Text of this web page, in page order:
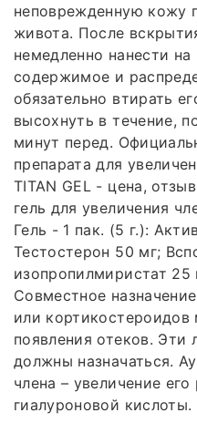
неповрежденную кожу
живота. После
немедленно нанести
содержимое и
обязательно втирать
высохнуть в течение,
минут перед.
препарата для
TITAN GEL - цена,
гель для увеличения
Гель - 1 пак. (5 г.):
Тестостерон 50 мг;
изопропилмиристат 25
Совместное
или
появления отеков. Эти
должны назначаться.
члена – увеличение
гиалуроновой